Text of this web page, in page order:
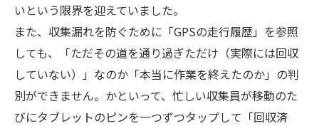
いという限界を迎えていました。
また、収集漏れを防ぐために「GPSの走行履歴」を参照
しても、「ただその道を通り過ぎただけ（実際には回収
していない）」なのか「本当に作業を終えたのか」の判
別ができません。かといって、忙しい収集員が移動のた
びにタブレットのピンを一つずつタップして「回収済